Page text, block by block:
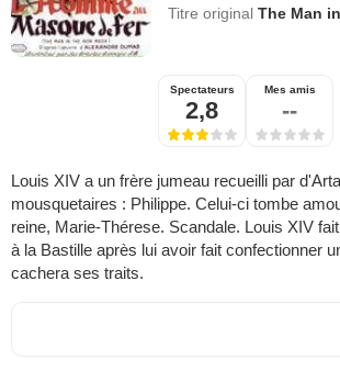
Titre originalThe Man
Spectateurs
2,8
Mes amis
--
Louis XIV a un frère jumeau recueilli par
mousquetaires : Philippe. Celui-ci tombe
reine, Marie-Thérese. Scandale. Louis XIV
à la Bastille après lui avoir fait confectionner
cachera ses traits.